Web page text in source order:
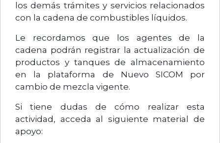
los demás trámites y servicios relacionados
con la cadena de combustibles líquidos.
Le recordamos que los agentes de la
cadena podrán registrar la actualización de
productos y tanques de almacenamiento
en la plataforma de Nuevo SICOM por
cambio de mezcla vigente.
Si tiene dudas de cómo realizar esta
actividad, acceda al siguiente material de
apoyo: